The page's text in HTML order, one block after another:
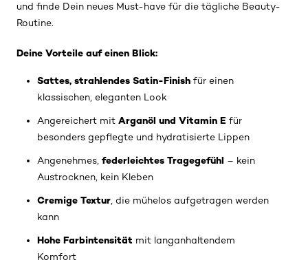
und finde Dein neues Must-have für die tägliche Beauty-
Routine.
Deine Vorteile auf einen Blick:
Sattes, strahlendes Satin-Finish für einen
klassischen, eleganten Look
Angereichert mit Arganöl und Vitamin E für
besonders gepflegte und hydratisierte Lippen
Angenehmes, federleichtes Tragegefühl – kein
Austrocknen, kein Kleben
Cremige Textur , die mühelos aufgetragen werden
kann
Hohe Farbintensität mit langanhaltendem
Komfort